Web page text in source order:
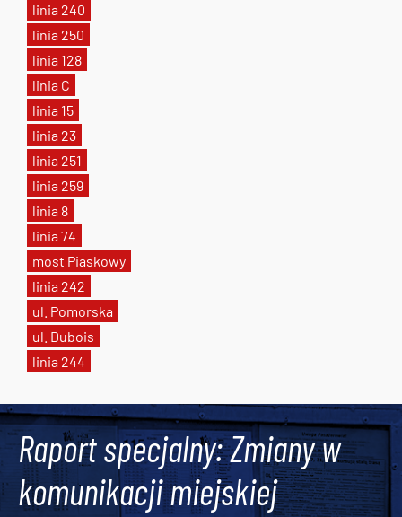
linia 240
linia 250
linia 128
linia C
linia 15
linia 23
linia 251
linia 259
linia 8
linia 74
most Piaskowy
linia 242
ul. Pomorska
ul. Dubois
linia 244
Raport specjalny: Zmiany w
komunikacji miejskiej